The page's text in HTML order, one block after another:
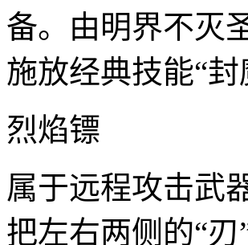
备。由明界不灭
施放经典技能“封
烈焰镖
属于远程攻击武
把左右两侧的“